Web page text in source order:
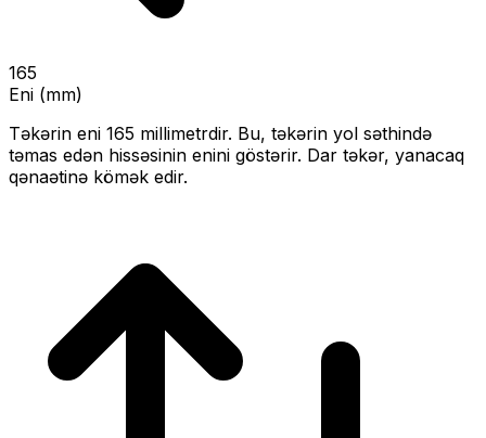
165
Eni (mm)
Təkərin eni 165 millimetrdir. Bu, təkərin yol səthində
təmas edən hissəsinin enini göstərir. Dar təkər, yanacaq
qənaətinə kömək edir.